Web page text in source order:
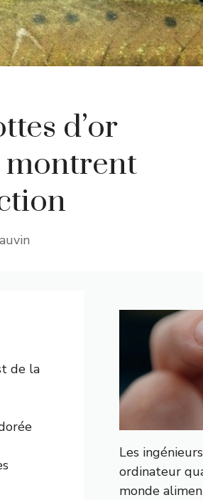
d’or
montrent
de la
Les
ordinateur
monde